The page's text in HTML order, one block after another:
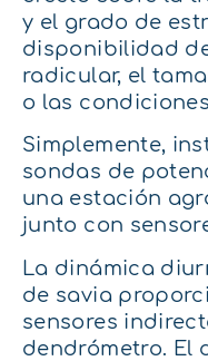
y el grado de
disponibilidad
radicular, el
o las
Simplemente,
sondas de
una estación
junto con
La dinámica
de savia
sensores
dendrómetro. El